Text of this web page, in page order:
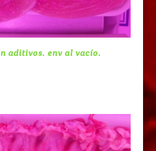
aditivos. env al vacío.